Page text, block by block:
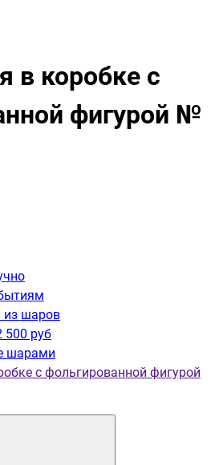
в коробке с
фигурой №
из шаров
500 руб
шарами
с фольгированной фигурой